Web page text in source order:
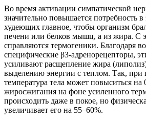
Во время активации симпатической
значительно повышается потребность
худеющих главное, чтобы организм
печени или белков мышц, а из жира. С
справляются термогеники. Благодаря
специфические β3-адренорецепторы,
усиливают расщепление жира
выделению энергии с теплом. Так, при
температура тела может повыситься
жиросжигания на фоне усиленного
происходить даже в покое, но
увеличивает его на 55–60%.